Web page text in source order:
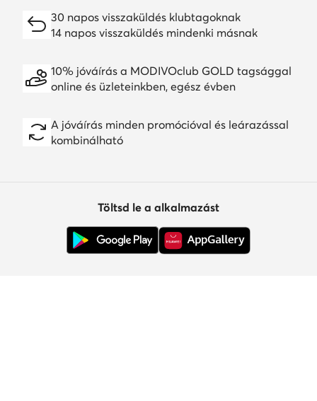
30 napos visszaküldés klubtagoknak
14 napos visszaküldés mindenki másnak
10% jóváírás a MODIVOclub GOLD tagsággal
online és üzleteinkben, egész évben
A jóváírás minden promócióval és leárazással
kombinálható
Töltsd le a alkalmazást